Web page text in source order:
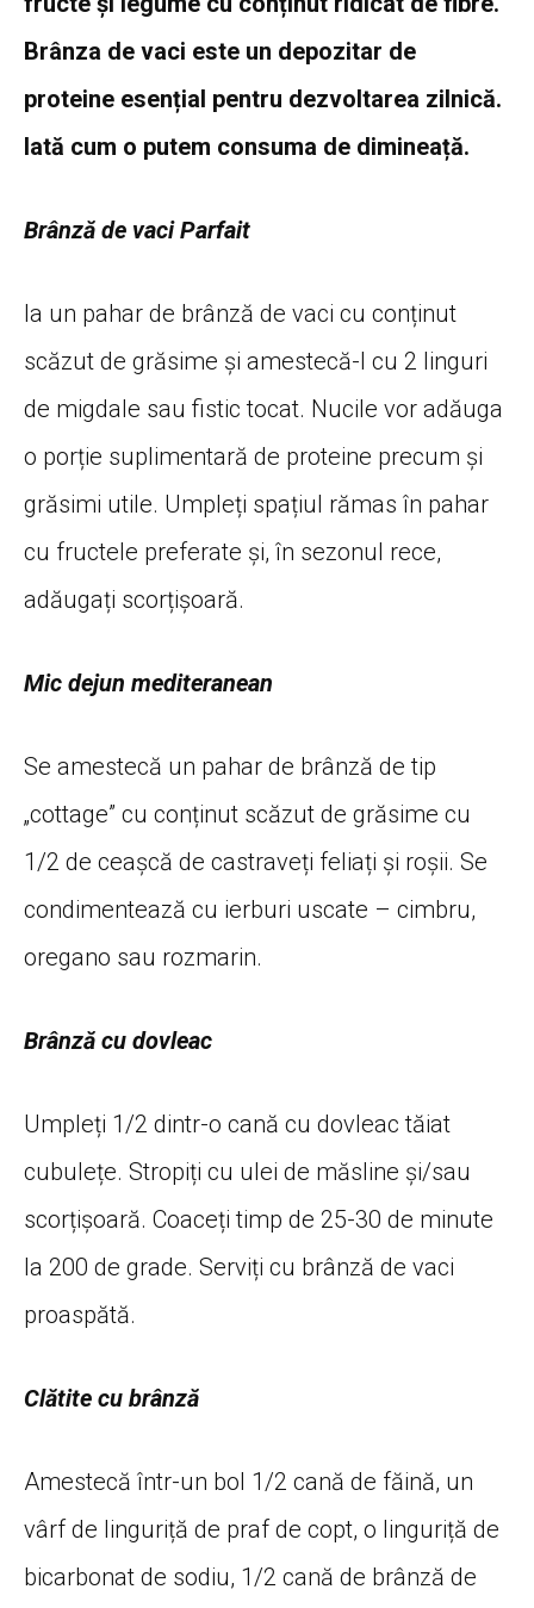
Brânza de vaci este un depozitar de
proteine esențial pentru dezvoltarea zilnică.
Iată cum o putem consuma de dimineață.
Brânză de vaci Parfait
Ia un pahar de brânză de vaci cu conținut
scăzut de grăsime și amestecă-l cu 2 linguri
de migdale sau fistic tocat. Nucile vor adăuga
o porție suplimentară de proteine precum și
grăsimi utile. Umpleți spațiul rămas în pahar
cu fructele preferate și, în sezonul rece,
adăugați scorțișoară.
Mic dejun mediteranean
Se amestecă un pahar de brânză de tip
„cottage” cu conținut scăzut de grăsime cu
1/2 de ceașcă de castraveți feliați și roșii. Se
condimentează cu ierburi uscate – cimbru,
oregano sau rozmarin.
Brânză cu dovleac
Umpleți 1/2 dintr-o cană cu dovleac tăiat
cubulețe. Stropiți cu ulei de măsline și/sau
scorțișoară. Coaceți timp de 25-30 de minute
la 200 de grade. Serviți cu brânză de vaci
proaspătă.
Clătite cu brânză
Amestecă într-un bol 1/2 cană de făină, un
vârf de linguriță de praf de copt, o linguriță de
bicarbonat de sodiu, 1/2 cană de brânză de